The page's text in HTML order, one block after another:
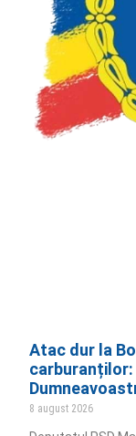
Atac dur la
carburanților:
8 august 2026